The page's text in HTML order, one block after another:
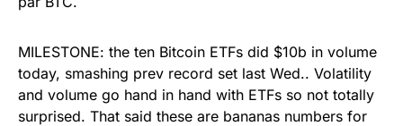
MILESTONE: the ten Bitcoin ETFs did $10b in volume
today, smashing prev record set last Wed.. Volatility
and volume go hand in hand with ETFs so not totally
surprised. That said these are bananas numbers for